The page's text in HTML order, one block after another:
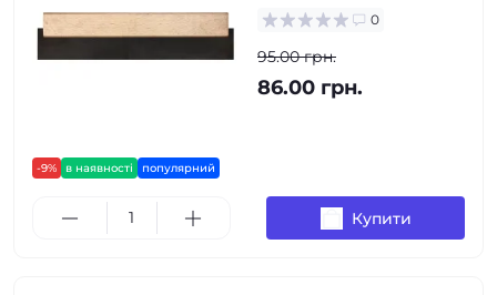
-9% в наявності популярний
0
95.00 грн.
86.00 грн.
Купити